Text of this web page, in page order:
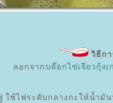
วิธีกา
ลอกจากบล๊อกไข่เจียวกุ้ง(
ใช้ไฟระดับกลางกะให้น้ำมั